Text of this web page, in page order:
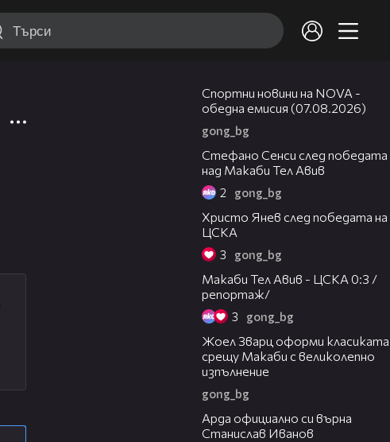
Спортни новини на NOVA -
обедна емисия (07.08.2026)
gong_bg
Стефано Сенси след победата
над Макаби Тел Авив
2 gong_bg
Христо Янев след победата на
ЦСКА
3 gong_bg
Макаби Тел Авив - ЦСКА 0:3 /
репортаж/
3 gong_bg
Жоел Зварц оформи класиката
срещу Макаби с великолепно
изпълнение
gong_bg
Арда официално си върна
Станислав Иванов